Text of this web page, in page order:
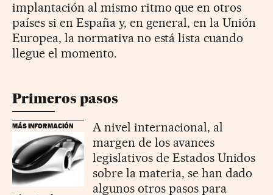
implantación al mismo ritmo que en otros
países si en España y, en general, en la Unión
Europea, la normativa no está lista cuando
llegue el momento.
Primeros pasos
MÁS INFORMACIÓN
A nivel internacional, al
margen de los avances
legislativos de Estados Unidos
sobre la materia, se han dado
algunos otros pasos para